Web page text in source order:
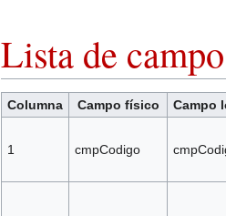
Lista de
Columna Campo físico Campo
1 cmpCodigo